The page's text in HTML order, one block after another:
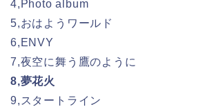
4,Photo album
5,おはようワールド
6,ENVY
7,夜空に舞う鷹のように
8,夢花火
9,スタートライン